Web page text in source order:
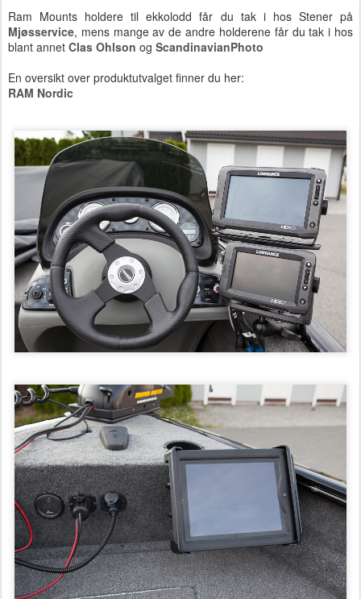
Ram Mounts holdere til ekkolodd får du tak i hos Stener på
Mjøsservice, mens mange av de andre holderene får du tak i hos
blant annet Clas Ohlson og ScandinavianPhoto
En oversikt over produktutvalget finner du her:
RAM Nordic